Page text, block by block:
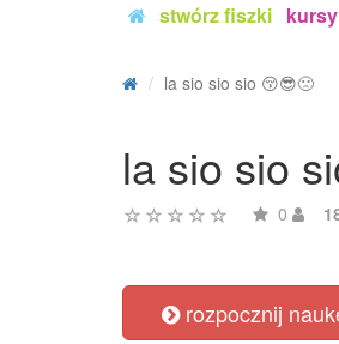
stwórz fiszki
la sio sio sio 😚😎🙁
la sio sio
0
rozpocznij